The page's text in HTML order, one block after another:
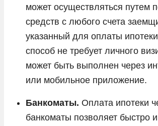
может осуществляться путем
средств с любого счета
указанный для оплаты
способ не требует личного
может быть выполнен через
или мобильное приложение.
Банкоматы. Оплата ипотеки
банкоматы позволяет быстро